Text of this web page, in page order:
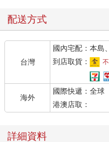
粒線體提供能量，但粒線體的
基。但人類的身體很聰明，會
和效能，下次就能應付類似的
應」。
早在1967年，約翰．哈洛斯基
現，小鼠跑跑步機 12週之後，
比不運動的小鼠增長了兩倍。
動對粒線體有很實質的幫助，
礎，想要健康長壽，運動是一
量，進而就會減少粒線體的數
配送方式
台灣
國內宅配：本島
到店取貨：
海外
國際快遞：全球
港澳店取：
詳細資料